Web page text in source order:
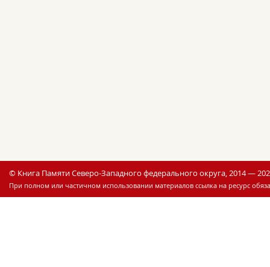
© Книга Памяти Северо-Западного федерального округа, 2014 —
При полном или частичном использовании материалов ссылка на ресурс